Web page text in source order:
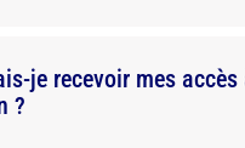
je recevoir mes accès
?